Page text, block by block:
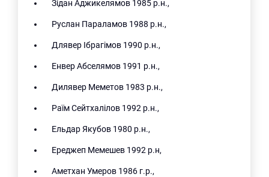
Зідан Аджикелямов 1985 р.н.,
Руслан Параламов 1988 р.н.,
Длявер Ібрагімов 1990 р.н.,
Енвер Абселямов 1991 р.н.,
Дилявер Меметов 1983 р.н.,
Раїм Сейтхалілов 1992 р.н.,
Ельдар Якубов 1980 р.н.,
Ереджеп Мемешев 1992 р.н,
Аметхан Умеров 1986 г.р.,